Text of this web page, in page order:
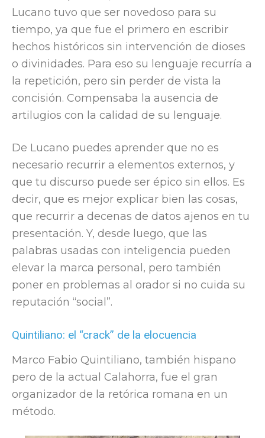
Lucano tuvo que ser novedoso para su
tiempo, ya que fue el primero en escribir
hechos históricos sin intervención de dioses
o divinidades. Para eso su lenguaje recurría a
la repetición, pero sin perder de vista la
concisión. Compensaba la ausencia de
artilugios con la calidad de su lenguaje.
De Lucano puedes aprender que no es
necesario recurrir a elementos externos, y
que tu discurso puede ser épico sin ellos. Es
decir, que es mejor explicar bien las cosas,
que recurrir a decenas de datos ajenos en tu
presentación. Y, desde luego, que las
palabras usadas con inteligencia pueden
elevar la marca personal, pero también
poner en problemas al orador si no cuida su
reputación “social”.
Quintiliano: el “crack” de la elocuencia
Marco Fabio Quintiliano, también hispano
pero de la actual Calahorra, fue el gran
organizador de la retórica romana en un
método.